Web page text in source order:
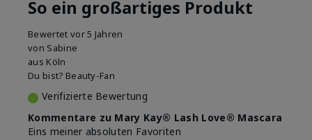
So ein großartiges Produkt
Bewertet vor 5 Jahren
von Sabine
aus Köln
Du bist? Beauty-Fan
Verifizierte Bewertung
Kommentare zu Mary Kay® Lash Love® Mascara
Eins meiner absoluten Favoriten